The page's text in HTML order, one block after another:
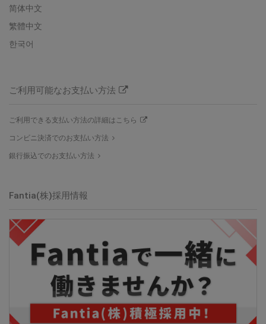
简体中文
繁體中文
한국어
ご利用可能なお支払い方法
ご利用できる支払い方法の詳細はこちら
コンビニ決済でのお支払い方法
銀行振込でのお支払い方法
Fantia(株)採用情報